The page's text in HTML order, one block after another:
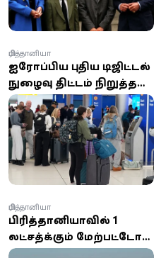
ஐரோப்பிய புதிய டிஜிட்டல்
நுழைவு திட்டம் நிறுத்த
கோரிக்கை – விமானத்
துறை எச்சரிக்கை
பிரித்தானியா
பிரித்தானியாவில் 1
லட்சத்துக்கும் மேற்பட்டோர்
தஞ்சம் கோரிக்கை –
பிரித்தானியா